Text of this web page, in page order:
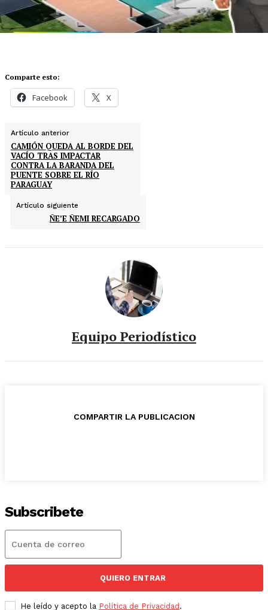
Comparte esto:
Facebook X
Artículo anterior
CAMIÓN QUEDA AL BORDE DEL
VACÍO TRAS IMPACTAR
CONTRA LA BARANDA DEL
PUENTE SOBRE EL RÍO
PARAGUAY
Artículo siguiente
ÑE’E ÑEMI RECARGADO
Equipo Periodístico
COMPARTIR LA PUBLICACION
Subscribete
QUIERO ENTRAR
He leído y acepto la Política de Privacidad.